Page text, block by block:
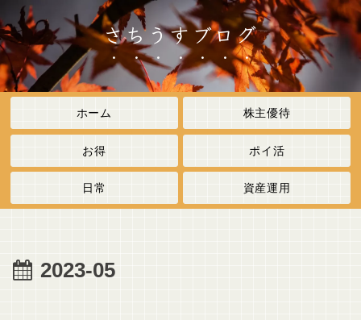
さちうすブログ
ホーム 株主優待
お得 ポイ活
日常 資産運用
2023-05